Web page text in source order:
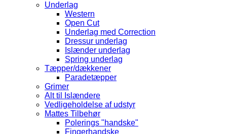
Underlag
Western
Open Cut
Underlag med Correction
Dressur underlag
Islænder underlag
Spring underlag
Tæpper/dækkener
Paradetæpper
Grimer
Alt til Islændere
Vedligeholdelse af udstyr
Mattes Tilbehør
Polerings "handske"
Fingerhandske